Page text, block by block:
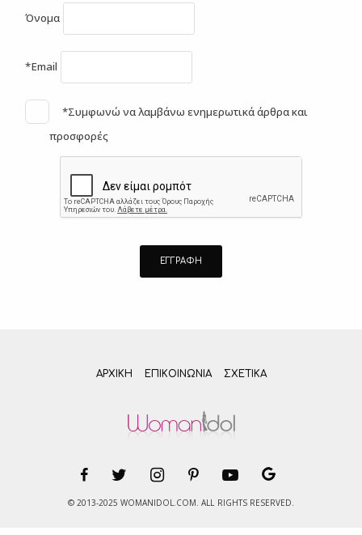
Όνομα
*Email
*Συμφωνώ να λαμβάνω ενημερωτικά άρθρα και
προσφορές
ΑΡΧΙΚΗ ΕΠΙΚΟΙΝΩΝΊΑ ΣΧΕΤΙΚΆ
© 2013-2025 WOMANIDOL.COM. ALL RIGHTS RESERVED.